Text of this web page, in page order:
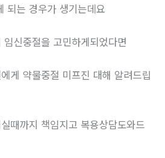
되는 경우가 생기는데요
신중절을 고민하게되었다면
게 약물중절 미프진 대해 알려드립
때까지 책임지고 복용상담도와드